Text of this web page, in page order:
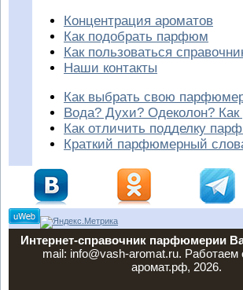
Концентрация ароматов
Как подобрать парфюм
Как пользоваться
Наши контакты
Как выбрать свою
Вода? Духи? Одеколон? Как
Как отличить подделку
Краткий парфюмерный
Интернет-справочник парфюмерии
mail: info@vash-aromat.ru.
аромат.рф, 2026.